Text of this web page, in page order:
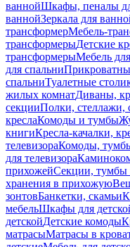
ваннойШкафы, пеналы
ваннойЗеркала для
трансформерМебель-
трансформерыДетские
трансформерыМебель
для спальни
спальниТуалетные
жилых комнатДиваны,
секцииПолки, стеллажи,
креслаКомоды и тумбы
книгиКресла-качалки,
телевизораКомоды,
для телевизора
прихожейСекции,
хранения в прихожую
зонтовБанкетки, скамьи
мебельШкафы для
детскойДетские комоды
матрасыМатрасы в